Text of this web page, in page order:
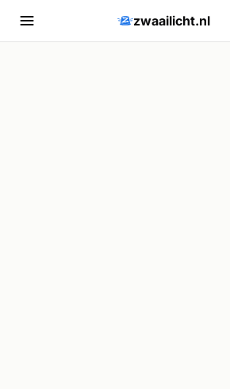
zwaailicht.nl